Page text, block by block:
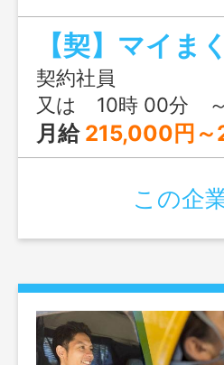
研修で丁寧にお教え
ください♪ 【販売
て業務にあたりま
お客様の健康をお手
す。 その他：レジ
メール業務など
契約社員
又は 10時 00分
月給 215,000円
この企